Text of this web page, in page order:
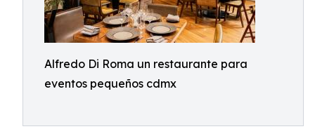
Alfredo Di Roma un restaurante para
eventos pequeños cdmx